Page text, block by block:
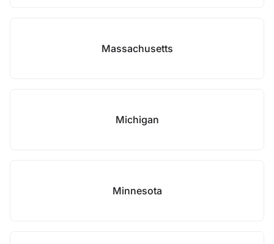
Massachusetts
Michigan
Minnesota